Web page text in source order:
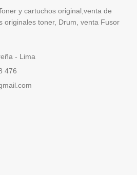
y cartuchos original,venta de
originales toner, Drum, venta Fusor
- Lima
476